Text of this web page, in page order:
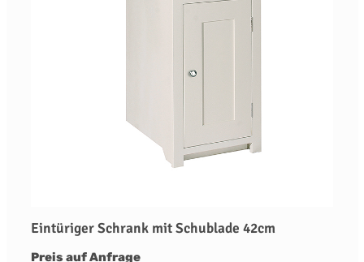
Eintüriger Schrank mit Schublade 42cm
Preis auf Anfrage